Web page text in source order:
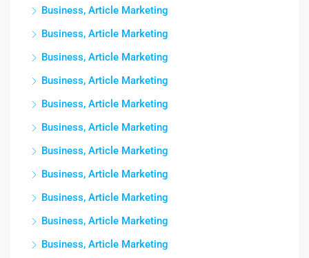
Business, Article Marketing
Business, Article Marketing
Business, Article Marketing
Business, Article Marketing
Business, Article Marketing
Business, Article Marketing
Business, Article Marketing
Business, Article Marketing
Business, Article Marketing
Business, Article Marketing
Business, Article Marketing